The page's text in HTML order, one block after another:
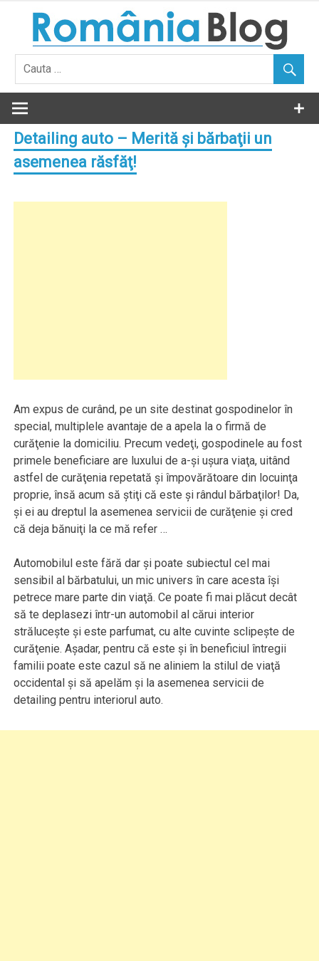
content
Detailing auto – Merită şi bărbaţii un
asemenea răsfăţ!
Am expus de curând, pe un site destinat gospodinelor în
special, multiplele avantaje de a apela la o firmă de
curăţenie la domiciliu. Precum vedeţi, gospodinele au fost
primele beneficiare are luxului de a-şi uşura viaţa, uitând
astfel de curăţenia repetată şi împovărătoare din locuinţa
proprie, însă acum să ştiţi că este şi rândul bărbaţilor! Da,
şi ei au dreptul la asemenea servicii de curăţenie şi cred
că deja bănuiţi la ce mă refer …
Automobilul este fără dar şi poate subiectul cel mai
sensibil al bărbatului, un mic univers în care acesta îşi
petrece mare parte din viaţă. Ce poate fi mai plăcut decât
să te deplasezi într-un automobil al cărui interior
străluceşte şi este parfumat, cu alte cuvinte sclipeşte de
curăţenie. Aşadar, pentru că este şi în beneficiul întregii
familii poate este cazul să ne aliniem la stilul de viaţă
occidental şi să apelăm şi la asemenea servicii de
detailing pentru interiorul auto.